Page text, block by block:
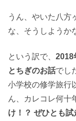
うん、やいた八方
な、そうしようか
という訳で、 2018
とちぎのお話でし
小学校の修学旅行
ん、カレコレ何十
け！？ ぜひとも